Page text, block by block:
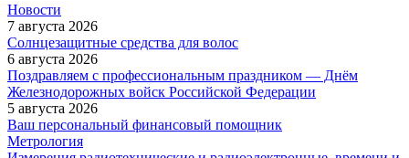
Новости
7 августа 2026
Солнцезащитные средства для волос
6 августа 2026
Поздравляем с профессиональным праздником — Днём
Железнодорожных войск Российской Федерации
5 августа 2026
Ваш персональный финансовый помощник
Метрология